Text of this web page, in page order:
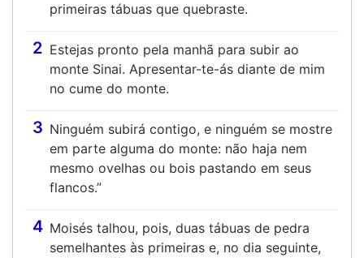
primeiras tábuas que quebraste.
2 Estejas pronto pela manhã para subir ao
monte Sinai. Apresentar-te-ás diante de mim
no cume do monte.
3 Ninguém subirá contigo, e ninguém se mostre
em parte alguma do monte: não haja nem
mesmo ovelhas ou bois pastando em seus
flancos.”
4 Moisés talhou, pois, duas tábuas de pedra
semelhantes às primeiras e, no dia seguinte,